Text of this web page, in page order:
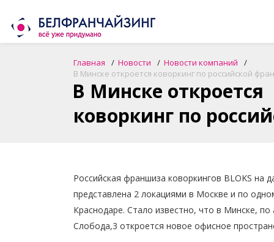
Главная Новости
Новости компаний
В Минске откроется коворкинг по российской
В Минске откроется
коворкинг по
Российская франшиза коворкингов BLOKS на
представлена 2 локациями в Москве и по
Краснодаре. Стало известно, что в Минске, по
Слобода,3 откроется новое офисное